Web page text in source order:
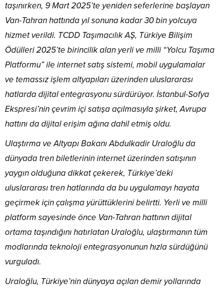
taşınırken, 9 Mart 2025’te yeniden seferlerine başlayan
Van-Tahran hattında yıl sonuna kadar 30 bin yolcuya
hizmet verildi. TCDD Taşımacılık AŞ, Türkiye Bilişim
Ödülleri 2025’te birincilik alan yerli ve milli “Yolcu Taşıma
Platformu” ile internet satış sistemi, mobil uygulamalar
ve temassız işlem altyapıları üzerinden uluslararası
hatlarda dijital entegrasyonu sürdürüyor. İstanbul-Sofya
Ekspresi’nin çevrim içi satışa açılmasıyla şirket, Avrupa
hattını da dijital erişim ağına dahil etmiş oldu.
Ulaştırma ve Altyapı Bakanı Abdulkadir Uraloğlu da
dünyada tren biletlerinin internet üzerinden satışının
yaygın olduğuna dikkat çekerek, Türkiye’deki
uluslararası tren hatlarında da bu uygulamayı hayata
geçirmek için çalışma yürüttüklerini belirtti. Yerli ve milli
platform sayesinde önce Van-Tahran hattının dijital
ortama taşındığını hatırlatan Uraloğlu, ulaştırmanın tüm
modlarında teknoloji entegrasyonunun hızla sürdüğünü
vurguladı.
Uraloğlu, Türkiye’nin dünyaya açılan demir yollarında